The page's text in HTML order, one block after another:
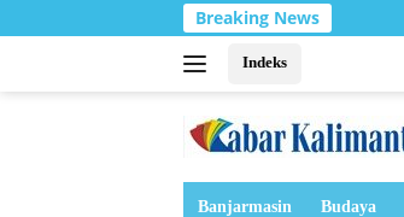
ke
Breaking News
Indeks
Banjarmasin Budaya